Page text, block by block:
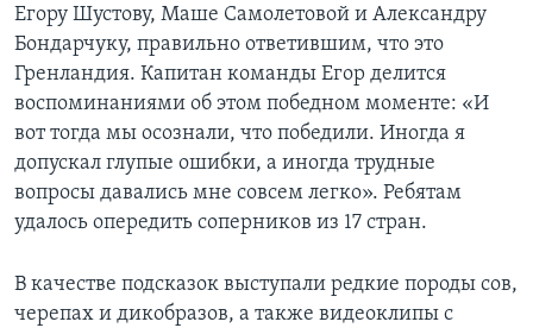
Егору Шустову, Маше Самолетовой и Александру
Бондарчуку, правильно ответившим, что это
Гренландия. Капитан команды Егор делится
воспоминаниями об этом победном моменте: «И
вот тогда мы осознали, что победили. Иногда я
допускал глупые ошибки, а иногда трудные
вопросы давались мне совсем легко». Ребятам
удалось опередить соперников из 17 стран.
В качестве подсказок выступали редкие породы сов,
черепах и дикобразов, а также видеоклипы с